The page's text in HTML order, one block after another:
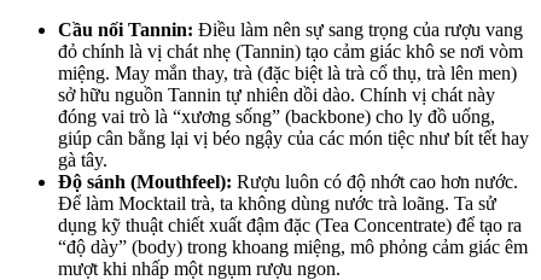
Cầu nối Tannin: Điều làm nên sự sang trọng của rượu vang
đỏ chính là vị chát nhẹ (Tannin) tạo cảm giác khô se nơi vòm
miệng. May mắn thay, trà (đặc biệt là trà cổ thụ, trà lên men)
sở hữu nguồn Tannin tự nhiên dồi dào. Chính vị chát này
đóng vai trò là “xương sống” (backbone) cho ly đồ uống,
giúp cân bằng lại vị béo ngậy của các món tiệc như bít tết hay
gà tây.
Độ sánh (Mouthfeel): Rượu luôn có độ nhớt cao hơn nước.
Để làm Mocktail trà, ta không dùng nước trà loãng. Ta sử
dụng kỹ thuật chiết xuất đậm đặc (Tea Concentrate) để tạo ra
“độ dày” (body) trong khoang miệng, mô phỏng cảm giác êm
mượt khi nhấp một ngụm rượu ngon.